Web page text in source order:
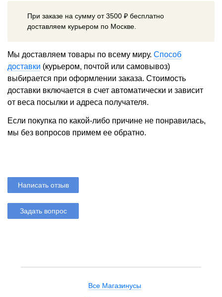
При заказе на сумму от 3500 ₽ бесплатно
доставляем курьером по Москве.
Мы доставляем товары по всему миру. Способ
доставки (курьером, почтой или самовывоз)
выбирается при оформлении заказа. Стоимость
доставки включается в счет автоматически и зависит
от веса посылки и адреса получателя.
Если покупка по какой-либо причине не понравилась,
мы без вопросов примем ее обратно.
Написать отзыв
Задать вопрос
Все Магазинусы